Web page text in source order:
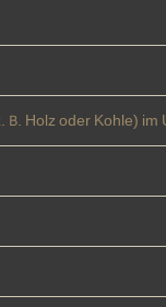
Holz oder Kohle) im